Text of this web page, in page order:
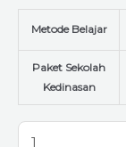
Metode Belajar
Paket Sekolah
Kedinasan